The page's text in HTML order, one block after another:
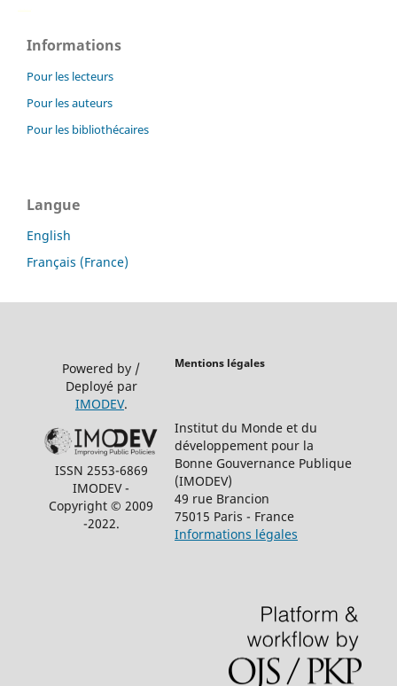
Informations
Pour les lecteurs
Pour les auteurs
Pour les bibliothécaires
Langue
English
Français (France)
Powered by /
Deployé par
IMODEV.
ISSN 2553-6869
IMODEV -
Copyright © 2009
-2022.
Mentions légales
Institut du Monde et du
développement pour la
Bonne Gouvernance Publique
(IMODEV)
49 rue Brancion
75015 Paris - France
Informations légales